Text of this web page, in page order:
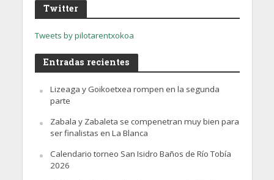
Twitter
Tweets by pilotarentxokoa
Entradas recientes
Lizeaga y Goikoetxea rompen en la segunda
parte
Zabala y Zabaleta se compenetran muy bien para
ser finalistas en La Blanca
Calendario torneo San Isidro Baños de Río Tobía
2026